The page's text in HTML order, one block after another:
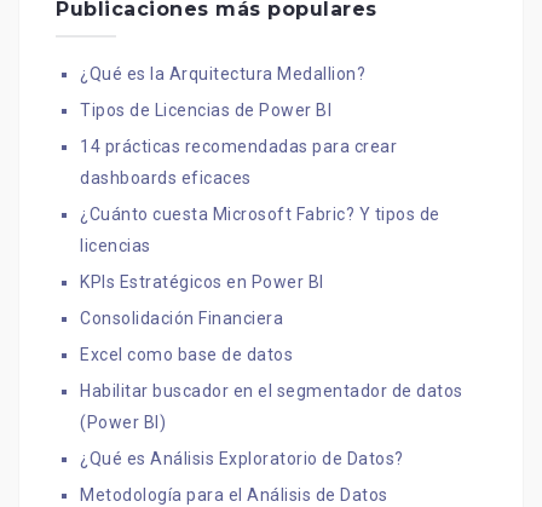
Publicaciones más populares
¿Qué es la Arquitectura Medallion?
Tipos de Licencias de Power BI
14 prácticas recomendadas para crear
dashboards eficaces
¿Cuánto cuesta Microsoft Fabric? Y tipos de
licencias
KPIs Estratégicos en Power BI
Consolidación Financiera
Excel como base de datos
Habilitar buscador en el segmentador de datos
(Power BI)
¿Qué es Análisis Exploratorio de Datos?
Metodología para el Análisis de Datos